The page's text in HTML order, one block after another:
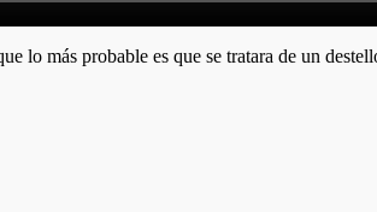
más probable es que se tratara de un